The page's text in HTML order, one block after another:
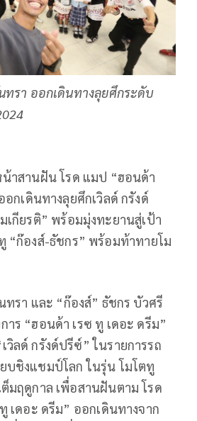
ทรา ออกเดินทางลุยศึกระดับ
าสานฝัน โรด แมป “ฮอนด้า
อกเดินทางลุยศึกเวิลด์ กรังด์
เกียรติ” พร้อมมุ่งทะยานสู่เป้า
“ก๊องส์-ธัชกร” พร้อมท้าทายโม
ทรา และ “ก๊องส์” ธัชกร บัวศรี
าร “ฮอนด้า เรซ ทู เดอะ ดรีม”
ลด์ กรังด์ปรีซ์” ในรายการรถ
บชิงแชมป์โลก ในรุ่น โมโตทู
มฤดูกาล เพื่อสานฝันตาม โรด
เดอะ ดรีม” ออกเดินทางจาก